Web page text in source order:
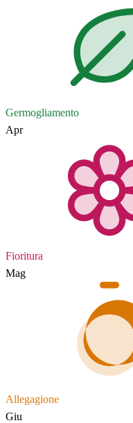
Germogliamento
Apr
Fioritura
Mag
Allegagione
Giu